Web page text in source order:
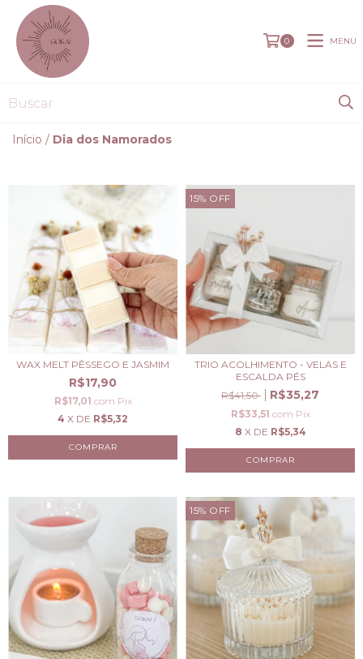
0 MENU
Início / Dia dos Namorados
WAX MELT PÊSSEGO E JASMIM
R$17,90
R$17,01 com Pix
4 X DE R$5,32
15% OFF
TRIO ACOLHIMENTO - VELAS E
ESCALDA PÉS
R$41,50
R$35,27
R$33,51 com Pix
8 X DE R$5,34
15% OFF